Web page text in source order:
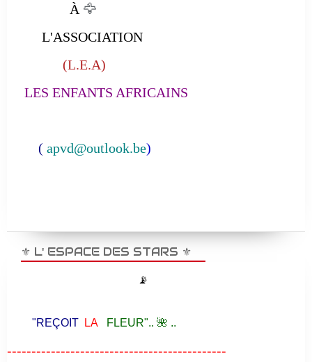
À 🦅
L'ASSOCIATION
(L.E.A)
LES ENFANTS AFRICAINS
( apvd@outlook.be)
⚜️ L' ESPACE DES STARS ⚜️
📡
"REÇOIT LA FLEUR".. 🌺 ..
---------------------------------------------